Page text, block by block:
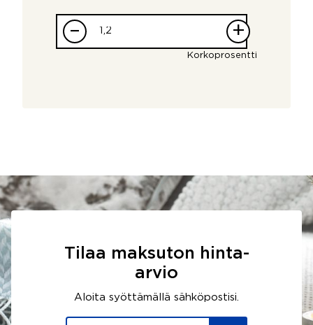
– +
Korkoprosentti
Tilaa maksuton hinta-
arvio
Aloita syöttämällä sähköpostisi.